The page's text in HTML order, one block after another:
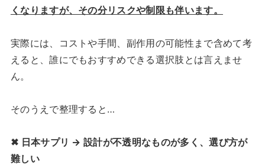
くなりますが、その分リスクや制限も伴います。
実際には、コストや手間、副作用の可能性まで含めて考
えると、誰にでもおすすめできる選択肢とは言えませ
ん。
そのうえで整理すると…
✖ 日本サプリ → 設計が不透明なものが多く、選び方が
難しい